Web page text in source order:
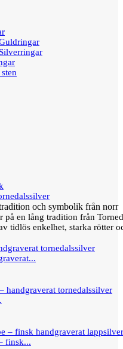
och symbolik från norr
på en lång tradition från
tidlös enkelhet, starka rötter
finsk...